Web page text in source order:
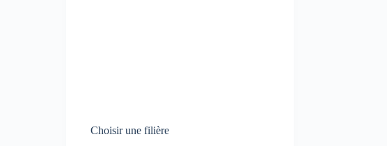
Choisir une filière